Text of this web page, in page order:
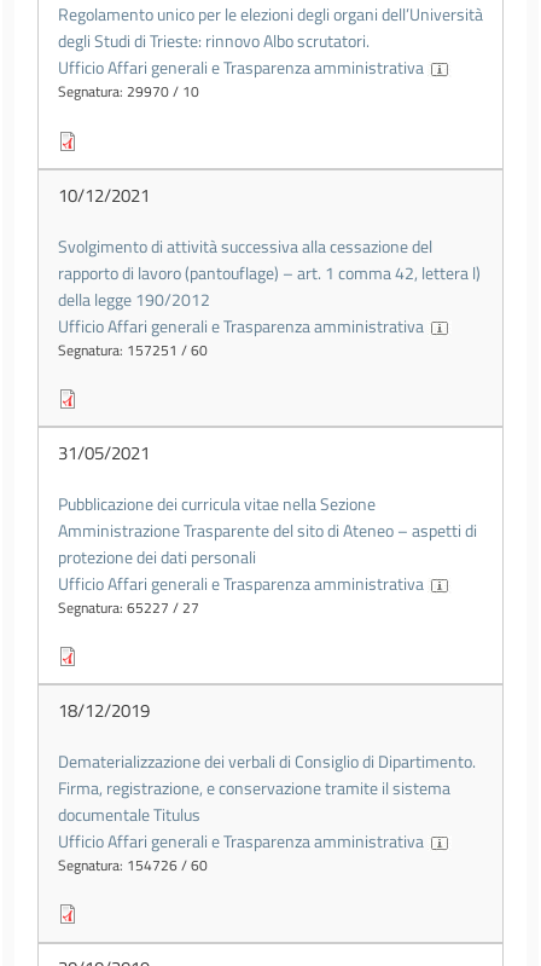
Regolamento unico per le elezioni degli organi dell’Università
degli Studi di Trieste: rinnovo Albo scrutatori.
Ufficio Affari generali e Trasparenza amministrativa
Segnatura: 29970 / 10
10/12/2021
Svolgimento di attività successiva alla cessazione del
rapporto di lavoro (pantouflage) – art. 1 comma 42, lettera l)
della legge 190/2012
Ufficio Affari generali e Trasparenza amministrativa
Segnatura: 157251 / 60
31/05/2021
Pubblicazione dei curricula vitae nella Sezione
Amministrazione Trasparente del sito di Ateneo – aspetti di
protezione dei dati personali
Ufficio Affari generali e Trasparenza amministrativa
Segnatura: 65227 / 27
18/12/2019
Dematerializzazione dei verbali di Consiglio di Dipartimento.
Firma, registrazione, e conservazione tramite il sistema
documentale Titulus
Ufficio Affari generali e Trasparenza amministrativa
Segnatura: 154726 / 60